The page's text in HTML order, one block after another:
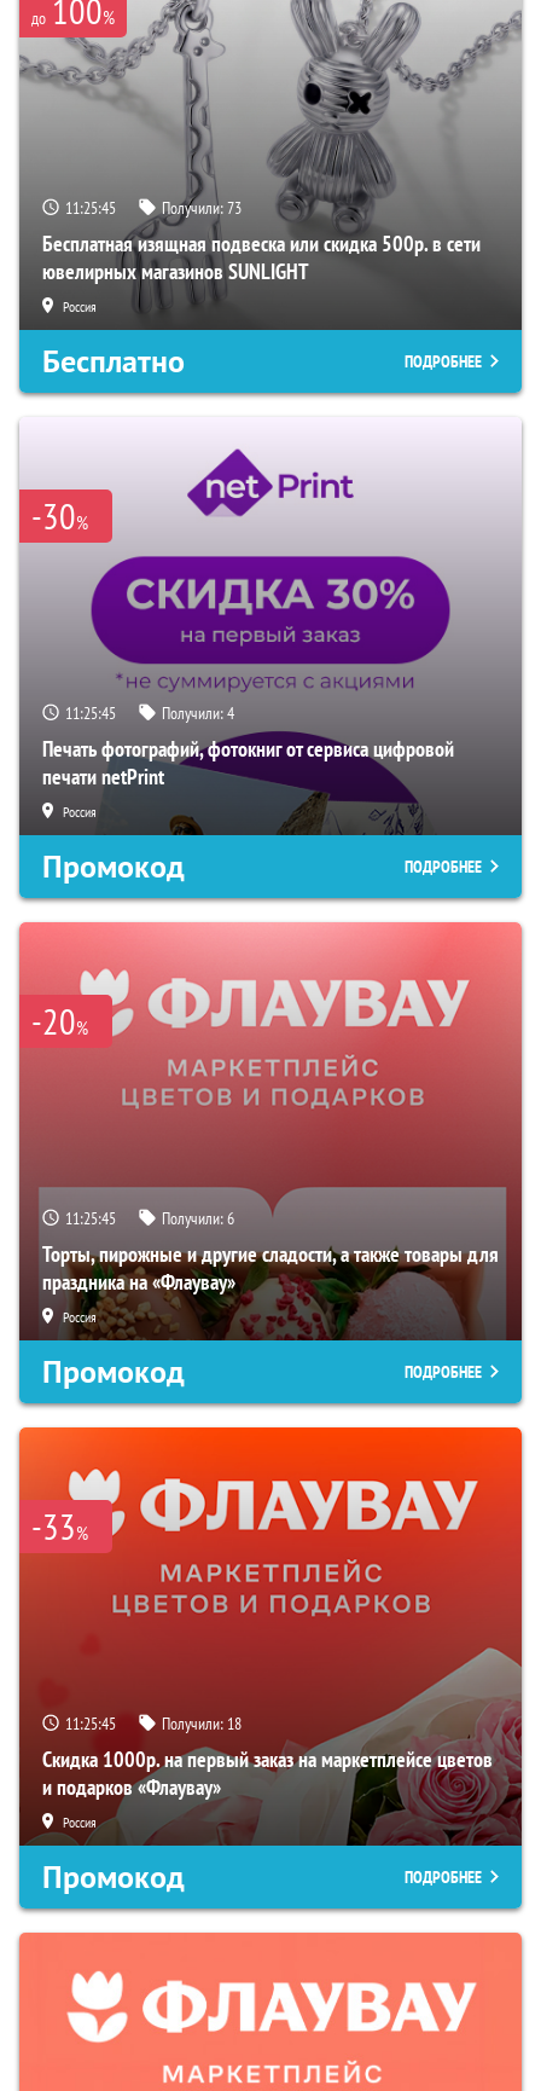
до 100%
11:25:45 Получили:73
Бесплатная изящная подвеска или скидка 500р. в сети
ювелирных магазинов SUNLIGHT
Россия
Бесплатно ПОДРОБНЕЕ
-30%
11:25:45 Получили:4
Печать фотографий, фотокниг от сервиса цифровой
печати netPrint
Россия
Промокод ПОДРОБНЕЕ
-20%
11:25:45 Получили:6
Торты, пирожные и другие сладости, а также товары для
праздника на «Флаувау»
Россия
Промокод ПОДРОБНЕЕ
-33%
11:25:45 Получили: 18
Скидка 1000р. на первый заказ на маркетплейсе цветов
и подарков «Флаувау»
Россия
Промокод ПОДРОБНЕЕ